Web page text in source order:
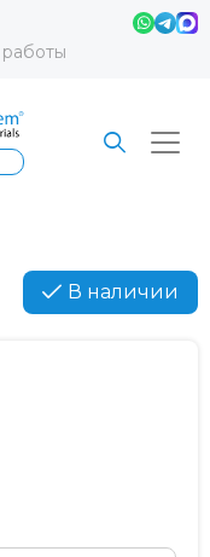
В наличии